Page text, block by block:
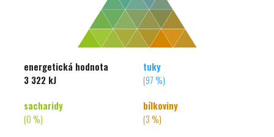
energetická hodnota
3 322 kJ
tuky
(97 %)
sacharidy
(0 %)
bílkoviny
(3 %)